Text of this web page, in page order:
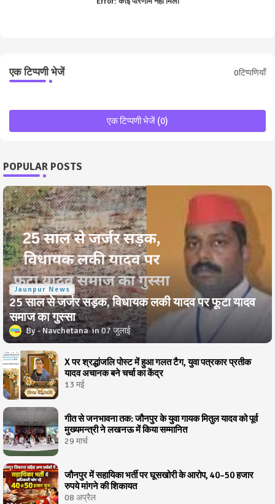
एक टिप्पणी भेजें 0टिप्पणियाँ
एक टिप्पणी भेजें (0)
POPULAR POSTS
Jaunpur News
25 साल से जर्जर सड़क, विधायक लकी यादव पर फूटा यादव
समाज का गुस्सा
Navchetana 07 जुलाई
X पर श्रद्धांजलि पोस्ट में हुआ गलत टैग, युवा पत्रकार प्रतीक
यादव अचानक बने चर्चा का केंद्र
13 मई
गीत से जनभावना तक: जौनपुर के युवा गायक मितुल यादव को पूर्व
मुख्यमन्त्री ने लखनऊ में किया सम्मानित
29 मार्च
जौनपुर में सहायिका भर्ती पर घूसखोरी के आरोप, 40–50 हजार
रुपये मांगने की शिकायत
08 अप्रैल